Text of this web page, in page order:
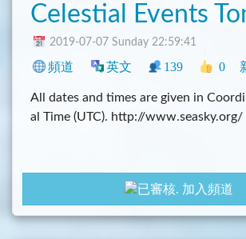
2019-07-07 Sunday 22:59:41
頻道 英文 139 0
All dates and times are given in
al Time (UTC). http://www.seasky.org/
加入頻道